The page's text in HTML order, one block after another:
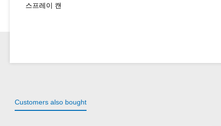
스프레이 캔
Customers also bought